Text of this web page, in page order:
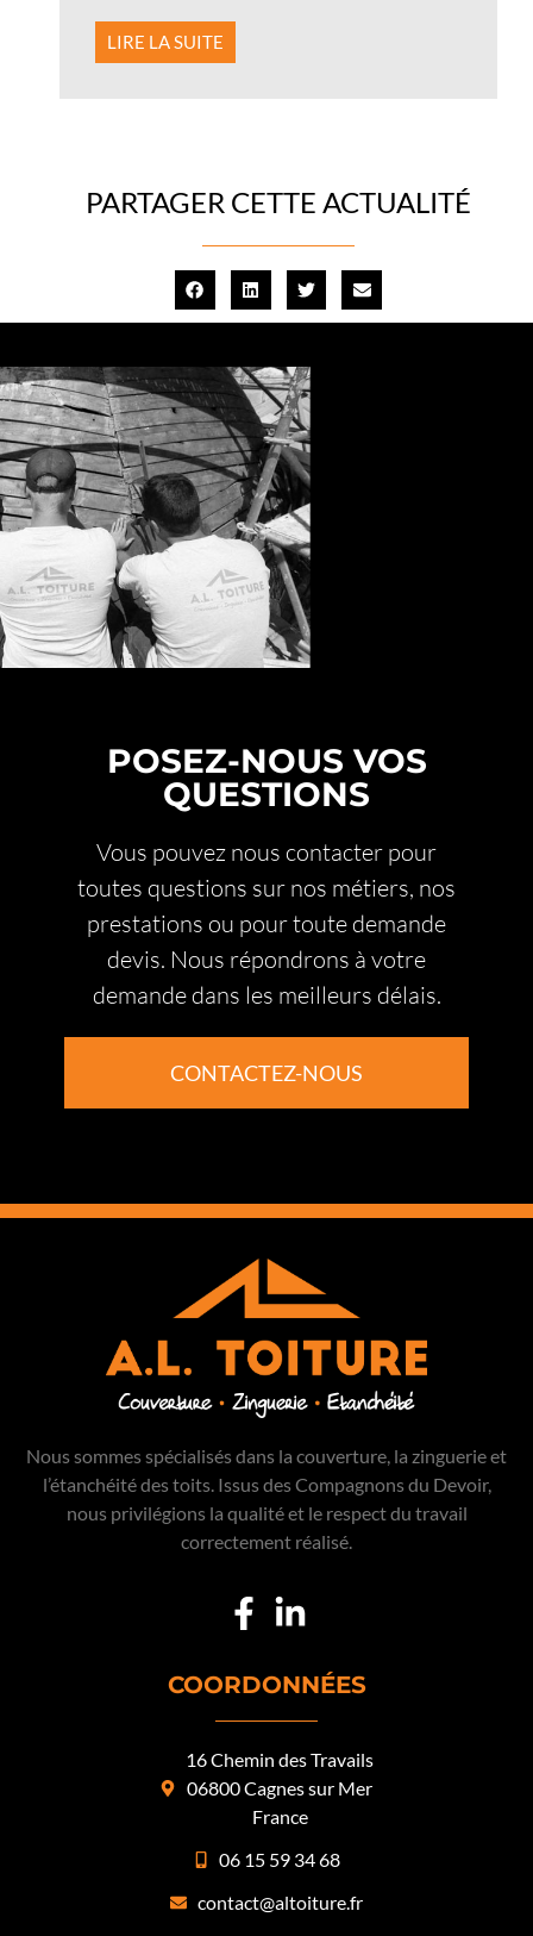
LIRE LA SUITE
PARTAGER CETTE ACTUALITÉ
POSEZ-NOUS VOS
QUESTIONS
Vous pouvez nous contacter pour
toutes questions sur nos métiers, nos
prestations ou pour toute demande
devis. Nous répondrons à votre
demande dans les meilleurs délais.
CONTACTEZ-NOUS
Nous sommes spécialisés dans la couverture, la zinguerie et
l’étanchéité des toits. Issus des Compagnons du Devoir,
nous privilégions la qualité et le respect du travail
correctement réalisé.
COORDONNÉES
16 Chemin des Travails
06800 Cagnes sur Mer
France
06 15 59 34 68
contact@altoiture.fr